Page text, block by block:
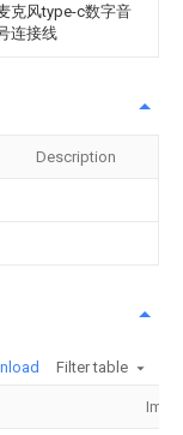
克风type-c数字音
连接线
Description
Filter table